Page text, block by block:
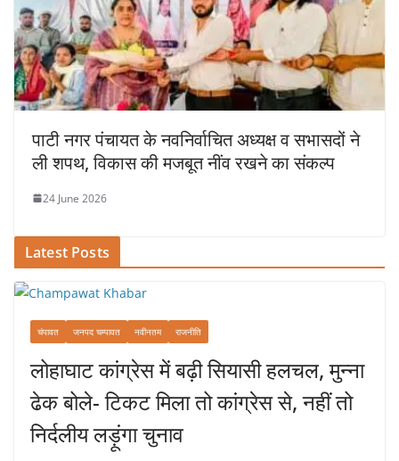
पाटी नगर पंचायत के नवनिर्वाचित अध्यक्ष व सभासदों ने
ली शपथ, विकास की मजबूत नींव रखने का संकल्प
24 June 2026
Latest Posts
चंपावत जनपद चम्पावत नवीनतम राजनीति
लोहाघाट कांग्रेस में बढ़ी सियासी हलचल, मुन्ना
ढेक बोले- टिकट मिला तो कांग्रेस से, नहीं तो
निर्दलीय लड़ूंगा चुनाव